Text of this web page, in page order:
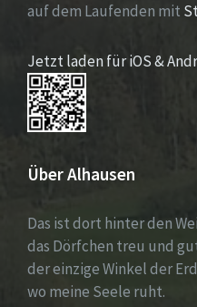
auf dem Laufenden mit
Jetzt laden für iOS &
Über Alhausen
Das ist dort hinter den
das Dörfchen treu und
der einzige Winkel der
wo meine Seele ruht.